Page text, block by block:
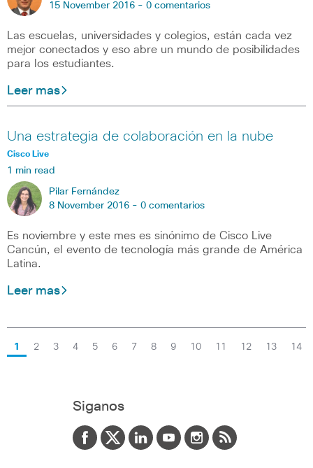
15 November 2016 - 0 comentarios
Las escuelas, universidades y colegios, están cada vez
mejor conectados y eso abre un mundo de posibilidades
para los estudiantes.
Leer mas
Una estrategia de colaboración en la nube
Cisco Live
1 min read
Pilar Fernández
8 November 2016 - 0 comentarios
Es noviembre y este mes es sinónimo de Cisco Live
Cancún, el evento de tecnología más grande de América
Latina.
Leer mas
1 2 3 4 5 6 7 8 9 10 11 12 13 14
Siganos